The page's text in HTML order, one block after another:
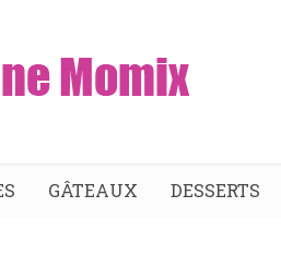
GÂTEAUX DESSERTS